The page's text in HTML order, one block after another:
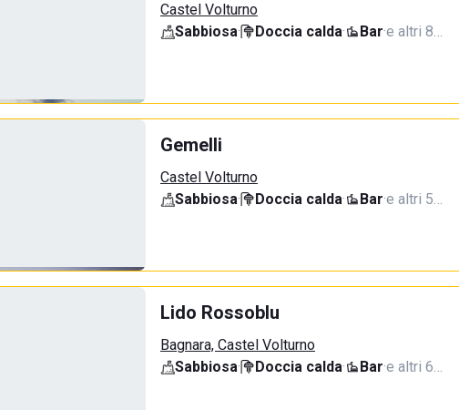
Castel Volturno
Sabbiosa· Doccia calda· Bar·e altri 8…
Gemelli
Castel Volturno
Sabbiosa· Doccia calda· Bar·e altri 5…
Lido Rossoblu
Bagnara, Castel Volturno
Sabbiosa· Doccia calda· Bar·e altri 6…